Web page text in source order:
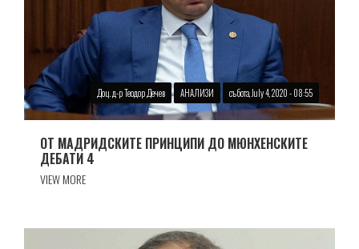
Доц. д-р Теодор Дечев АНАЛИЗИ събота, July 4, 2020 - 08:55
ОТ МАДРИДСКИТЕ ПРИНЦИПИ ДО МЮНХЕНСКИТЕ
ДЕБАТИ 4
VIEW MORE